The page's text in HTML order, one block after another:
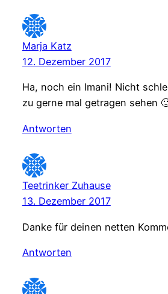
Marja Katz
12. Dezember 2017
Ha, noch ein Imani! Nicht
zu gerne mal getragen sehen
Antworten
Teetrinker Zuhause
13. Dezember 2017
Danke für deinen netten
Antworten